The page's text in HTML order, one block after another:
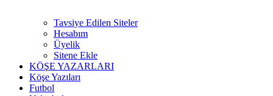
Tavsiye Edilen Siteler
Hesabım
Üyelik
Sitene Ekle
KÖŞE YAZARLARI
Köşe Yazıları
Futbol